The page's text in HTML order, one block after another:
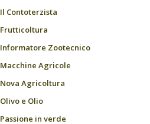
Il Contoterzista
Frutticoltura
Informatore Zootecnico
Macchine Agricole
Nova Agricoltura
Olivo e Olio
Passione in verde